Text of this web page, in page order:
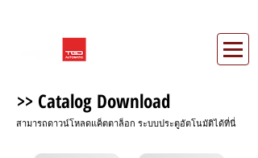
>> Catalog Download
สามารถดาวน์โหลดแค็ตตาล็อก ระบบประตูอัตโนมัติได้ที่นี่